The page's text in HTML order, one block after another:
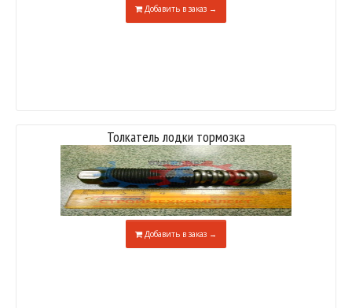
Добавить в заказ →
Толкатель лодки тормозка
Добавить в заказ →